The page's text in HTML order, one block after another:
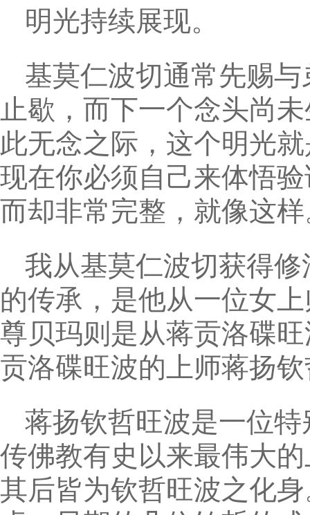
明光持续展现。
基莫仁波切通常先赐
止歇，而下一个念头尚
此无念之际，这个明光
现在你必须自己来体悟
而却非常完整，就像这
我从基莫仁波切获得
的传承，是他从一位女
尊贝玛则是从蒋贡洛碟
贡洛碟旺波的上师蒋扬
蒋扬钦哲旺波是一位
传佛教有史以来最伟大
其后皆为钦哲旺波之化